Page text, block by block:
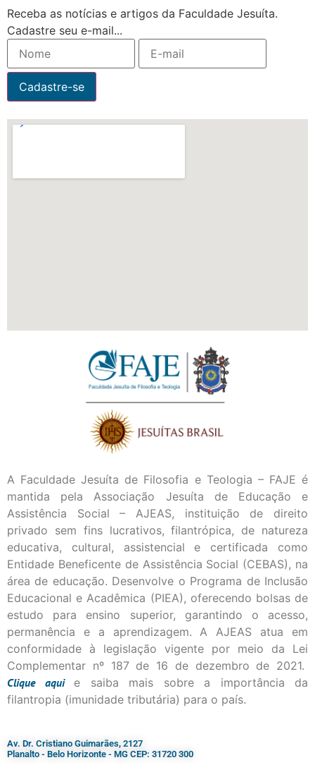
Receba as notícias e artigos da Faculdade Jesuíta.
Cadastre seu e-mail...
A Faculdade Jesuíta de Filosofia e Teologia – FAJE é
mantida pela Associação Jesuíta de Educação e
Assistência Social – AJEAS, instituição de direito
privado sem fins lucrativos, filantrópica, de natureza
educativa, cultural, assistencial e certificada como
Entidade Beneficente de Assistência Social (CEBAS), na
área de educação. Desenvolve o Programa de Inclusão
Educacional e Acadêmica (PIEA), oferecendo bolsas de
estudo para ensino superior, garantindo o acesso,
permanência e a aprendizagem. A AJEAS atua em
conformidade à legislação vigente por meio da Lei
Complementar nº 187 de 16 de dezembro de 2021.
Cliqueaqui
e saiba mais sobre a importância da
filantropia (imunidade tributária) para o país.
Av. Dr. Cristiano Guimarães, 2127
Planalto - Belo Horizonte - MG CEP: 31720 300